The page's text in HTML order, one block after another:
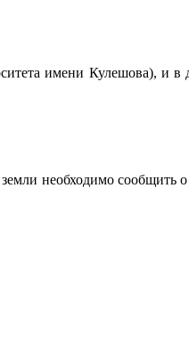
имени Кулешова), и
необходимо сообщить